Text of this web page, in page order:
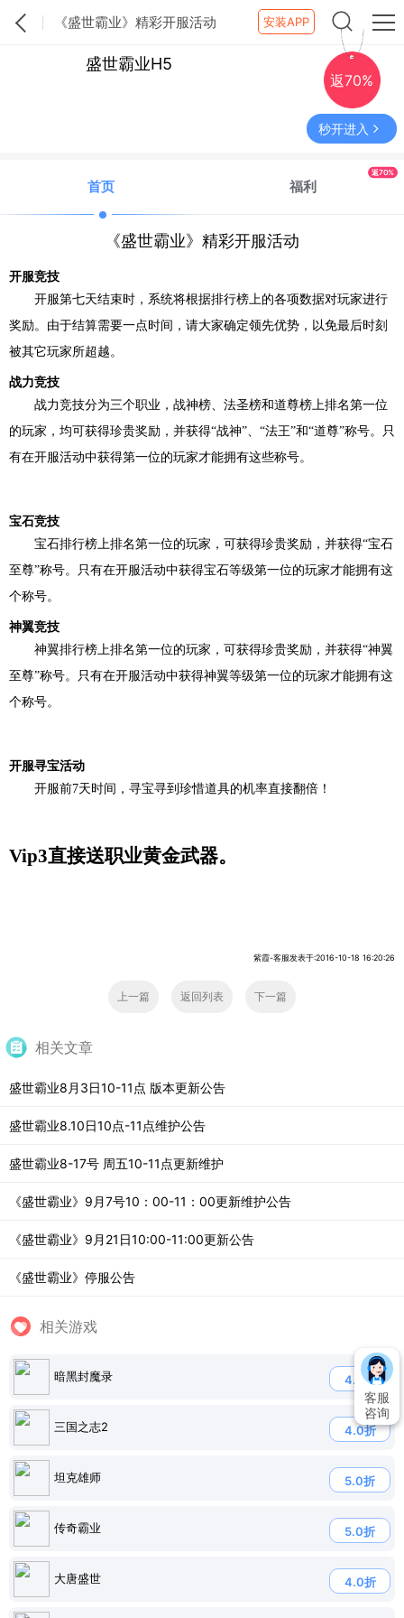
《盛世霸业》精彩开服活动 安装APP
盛世霸业H5
返70%
秒开进入
首页 福利
返70%
《盛世霸业》精彩开服活动
开服竞技
开服第七天结束时，系统将根据排行榜上的各项数据对玩家进行
奖励。由于结算需要一点时间，请大家确定领先优势，以免最后时刻
被其它玩家所超越。
战力竞技
战力竞技分为三个职业，战神榜、法圣榜和道尊榜上排名第一位
的玩家，均可获得珍贵奖励，并获得“战神”、“法王”和“道尊”称号。只
有在开服活动中获得第一位的玩家才能拥有这些称号。
宝石竞技
宝石排行榜上排名第一位的玩家，可获得珍贵奖励，并获得“宝石
至尊”称号。只有在开服活动中获得宝石等级第一位的玩家才能拥有这
个称号。
神翼竞技
神翼排行榜上排名第一位的玩家，可获得珍贵奖励，并获得“神翼
至尊”称号。只有在开服活动中获得神翼等级第一位的玩家才能拥有这
个称号。
开服寻宝活动
开服前7天时间，寻宝寻到珍惜道具的机率直接翻倍！
Vip3直接送职业黄金武器。
紫霞-客服发表于:2016-10-18 16:20:26
上一篇 返回列表 下一篇
相关文章
盛世霸业8月3日10-11点 版本更新公告
盛世霸业8.10日10点-11点维护公告
盛世霸业8-17号 周五10-11点更新维护
《盛世霸业》9月7号10：00-11：00更新维护公告
《盛世霸业》9月21日10:00-11:00更新公告
《盛世霸业》停服公告
相关游戏
暗黑封魔录 4.5折
三国之志2 4.0折
坦克雄师 5.0折
传奇霸业 5.0折
大唐盛世 4.0折
客服
咨询